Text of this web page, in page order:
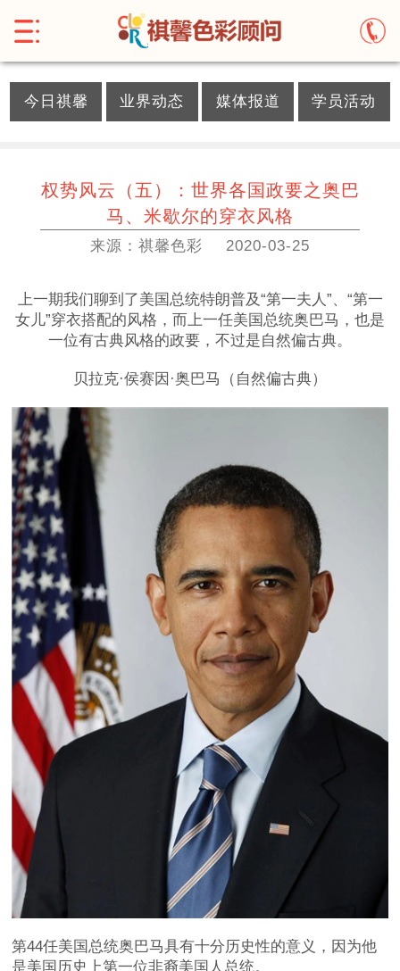
今日祺馨 业界动态 媒体报道 学员活动
权势风云（五）：世界各国政要之奥巴
马、米歇尔的穿衣风格
来源：祺馨色彩 2020-03-25
上一期我们聊到了美国总统特朗普及“第一夫人”、“第一
女儿”穿衣搭配的风格，而上一任美国总统奥巴马，也是
一位有古典风格的政要，不过是自然偏古典。
贝拉克·侯赛因·奥巴马（自然偏古典）
第44任美国总统奥巴马具有十分历史性的意义，因为他
是美国历史上第一位非裔美国人总统。